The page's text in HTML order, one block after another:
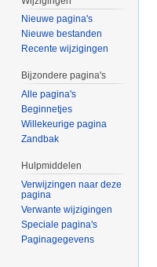
Nieuwe pagina's
Nieuwe bestanden
Recente wijzigingen
Bijzondere pagina's
Alle pagina's
Beginnetjes
Willekeurige pagina
Zandbak
Hulpmiddelen
Verwijzingen naar deze
pagina
Verwante wijzigingen
Speciale pagina's
Paginagegevens